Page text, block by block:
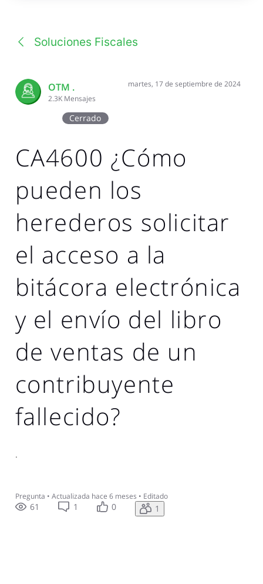
Soluciones Fiscales
OTM .
2.3K Mensajes
martes, 17 de septiembre de 2024
Cerrado
CA4600 ¿Cómo
pueden los
herederos solicitar
el acceso a la
bitácora electrónica
y el envío del libro
de ventas de un
contribuyente
fallecido?
.
Pregunta • Actualizada hace 6 meses • Editado
61 1 0 1